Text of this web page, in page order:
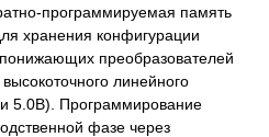
программируемая память
хранения конфигурации
преобразователей
линейного
5.0В). Программирование
фазе через